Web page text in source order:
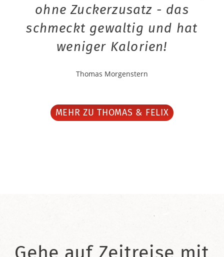
ohne Zuckerzusatz - das
schmeckt gewaltig und hat
weniger Kalorien!
Thomas Morgenstern
MEHR ZU THOMAS & FELIX
Gehe auf Zeitreise mit